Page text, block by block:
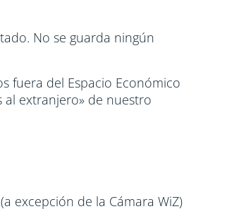
No se guarda ningún
fuera del Espacio Económico
al extranjero» de nuestro
excepción de la Cámara WiZ)